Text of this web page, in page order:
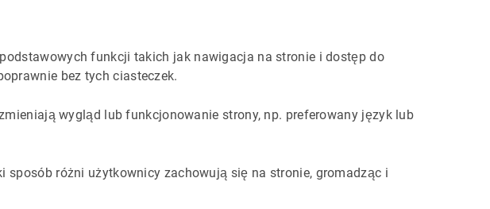
funkcji takich jak nawigacja na stronie i dostęp do
bez tych ciasteczek.
wygląd lub funkcjonowanie strony, np. preferowany język lub
sposób różni użytkownicy zachowują się na stronie, gromadząc i